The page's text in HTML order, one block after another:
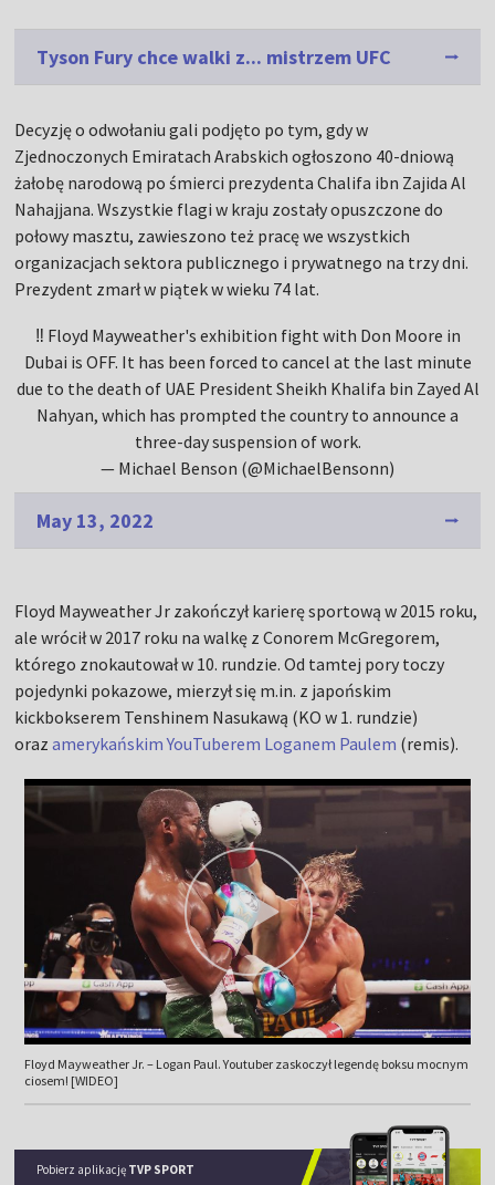
Tyson Fury chce walki z... mistrzem UFC
Decyzję o odwołaniu gali podjęto po tym, gdy w
Zjednoczonych Emiratach Arabskich ogłoszono 40-dniową
żałobę narodową po śmierci prezydenta Chalifa ibn Zajida Al
Nahajjana. Wszystkie flagi w kraju zostały opuszczone do
połowy masztu, zawieszono też pracę we wszystkich
organizacjach sektora publicznego i prywatnego na trzy dni.
Prezydent zmarł w piątek w wieku 74 lat.
‼️ Floyd Mayweather's exhibition fight with Don Moore in
Dubai is OFF. It has been forced to cancel at the last minute
due to the death of UAE President Sheikh Khalifa bin Zayed Al
Nahyan, which has prompted the country to announce a
three-day suspension of work.
— Michael Benson (@MichaelBensonn)
May 13, 2022
Floyd Mayweather Jr zakończył karierę sportową w 2015 roku,
ale wrócił w 2017 roku na walkę z Conorem McGregorem,
którego znokautował w 10. rundzie. Od tamtej pory toczy
pojedynki pokazowe, mierzył się m.in. z japońskim
kickbokserem Tenshinem Nasukawą (KO w 1. rundzie)
orazamerykańskim YouTuberem Loganem Paulem (remis).
Floyd Mayweather Jr. – Logan Paul. Youtuber zaskoczył legendę boksu mocnym
ciosem! [WIDEO]
Pobierz aplikację TVP SPORT